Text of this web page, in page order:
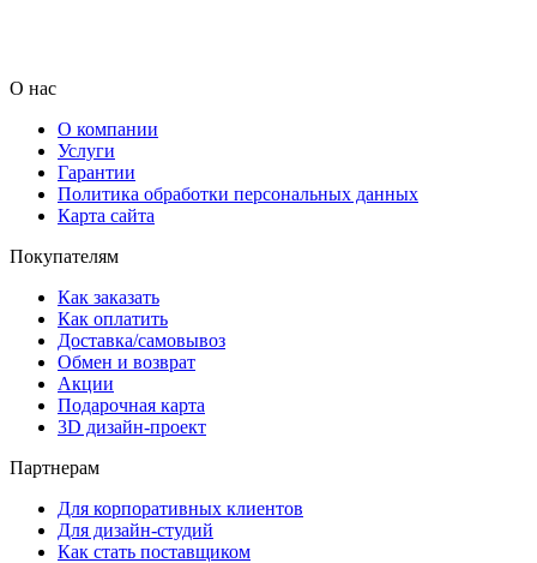
О нас
О компании
Услуги
Гарантии
Политика обработки персональных данных
Карта сайта
Покупателям
Как заказать
Как оплатить
Доставка/самовывоз
Обмен и возврат
Акции
Подарочная карта
3D дизайн-проект
Партнерам
Для корпоративных клиентов
Для дизайн-студий
Как стать поставщиком